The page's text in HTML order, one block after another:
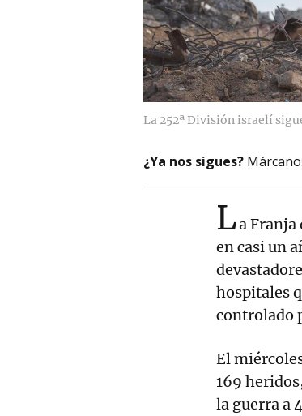
La 252ª División israelí
¿Ya nos sigues?
La Franja
en casi un
hospitales
controlado
El
169
la guerra a